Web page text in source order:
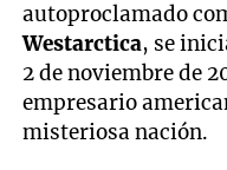
autoproclamado
Westarctica, se
2 de noviembre de
empresario
misteriosa nación.